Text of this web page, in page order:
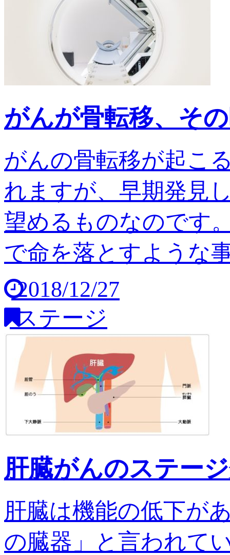
がんが骨転移、そ
がんの骨転移が起こ
れますが、早期発見
望めるものなのです
で命を落とすような
2018/12/27
ステージ
肝臓がんのステー
肝臓は機能の低下が
の臓器」と言われて